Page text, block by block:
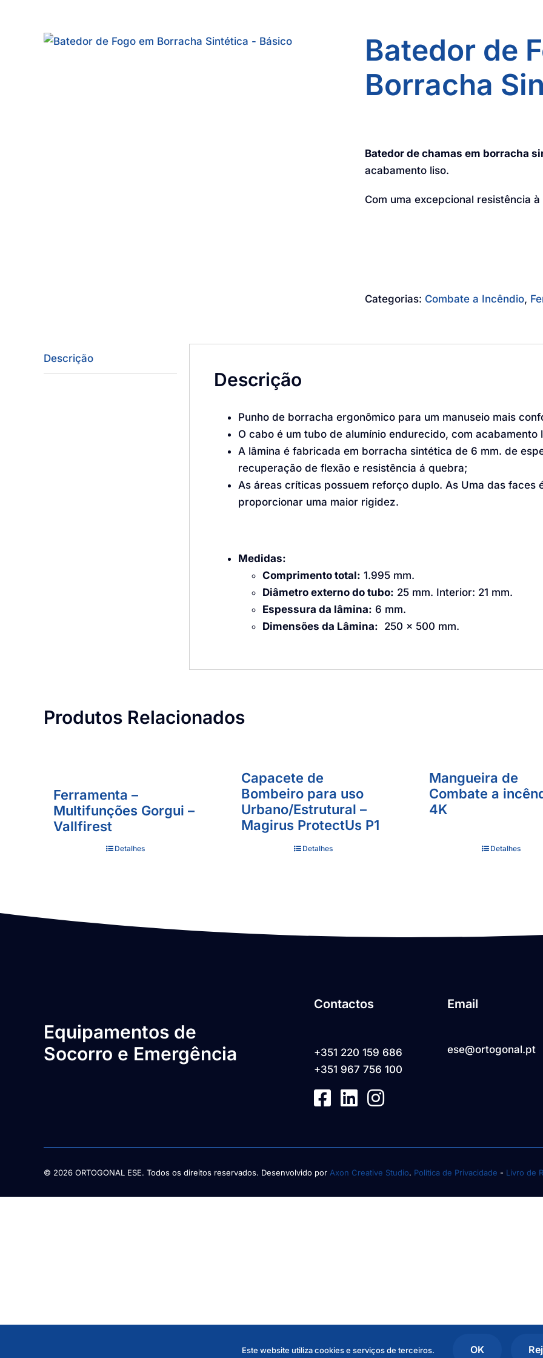
Batedor de
Borracha
Batedor de chamas em borracha
acabamento liso.
Com uma excepcional resistência
Categorias: Combate a Incêndio,
Descrição
Descrição
Punho de borracha ergonômico para um manuseio mais
O cabo é um tubo de alumínio endurecido, com acabamento
A lâmina é fabricada em borracha sintética de 6 mm. de
recuperação de flexão e resistência á quebra;
As áreas críticas possuem reforço duplo. As Uma das
proporcionar uma maior rigidez.
Medidas:
Comprimento total: 1.995 mm.
Diâmetro externo do tubo: 25 mm. Interior: 21 mm.
Espessura da lâmina: 6 mm.
Dimensões da Lâmina: 250 x 500 mm.
Produtos Relacionados
Ferramenta –
Multifunções Gorgui –
Vallfirest
Detalhes
Capacete de
Bombeiro para uso
Urbano/Estrutural –
Magirus ProtectUs P1
Detalhes
Mangueira de
Combate a
4K
Detalhes
Equipamentos de
Socorro e Emergência
Contactos
+351 220 159 686
+351 967 756 100
Email
ese@ortogonal.pt
© 2026 ORTOGONAL ESE. Todos os direitos reservados. Desenvolvido por Axon Creative Studio. Política de Privacidade - Livro de
Este website utilizacookies e serviços de terceiros. OK